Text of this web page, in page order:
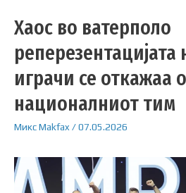
Хаос во ватерполо
реперезентацијата
играчи се откажаа
националниот тим
МиксMakfax /07.05.2026